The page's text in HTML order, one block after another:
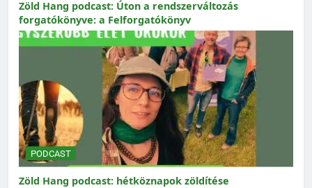
Zöld Hang podcast: Úton a rendszerváltozás
forgatókönyve: a Felforgatókönyv
PODCAST
Zöld Hang podcast: hétköznapok zöldítése